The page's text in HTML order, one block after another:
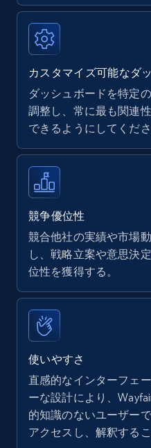
URL, Product name,
rating object, Product
Author name, Asin, and
7.4K+ 870+
Walmart - products
URL, Final price, Sku,
Specifications, Image
more.
5.6K+
Walmart - products -
using specific category
URL, Final price, Sku,
Specifications, Image
more.
5.6K+ 874+
カスタマイズ可能なダ
ダッシュボードを特定
調整し、常に最も関連
できるようにしてくださ
競争優位性
競合他社の実績や市場
し、戦略立案や意思決
位性を獲得する。
使いやすさ
直感的なインターフェ
ーな設計により、
的知識のないユーザー
アクセスし、解釈する